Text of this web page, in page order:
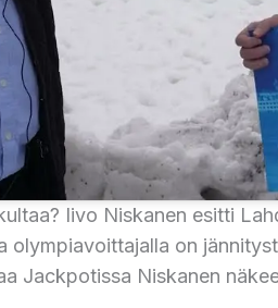
Iivo Niskanen esitti
olympiavoittajalla on
Jackpotissa Niskanen